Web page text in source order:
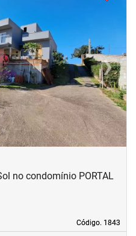
›Next
Código. 1843
Código. 1843
no condomínio PORTAL